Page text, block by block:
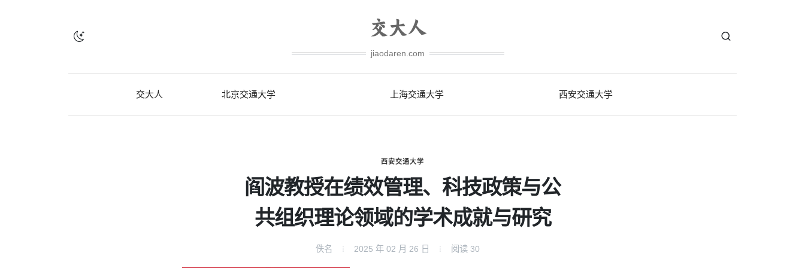
jiaodaren.com
交大人 北京交通大学 上海交通大学 西安交通大学
西安交通大学
阎波教授在绩效管理、科技政策与公
共组织理论领域的学术成就与研究
佚名 2025 年 02 月 26 日 阅读 30